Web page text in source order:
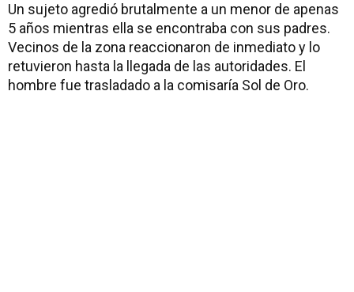
Un sujeto agredió brutalmente a un menor de apenas
5 años mientras ella se encontraba con sus padres.
Vecinos de la zona reaccionaron de inmediato y lo
retuvieron hasta la llegada de las autoridades. El
hombre fue trasladado a la comisaría Sol de Oro.